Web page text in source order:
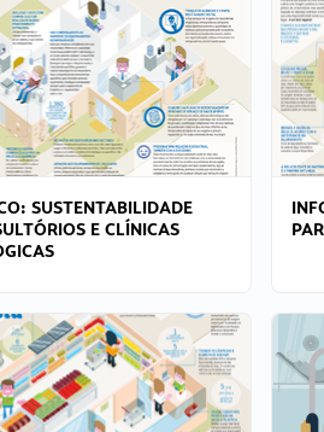
SUSTENTABILIDADE
E CLÍNICAS